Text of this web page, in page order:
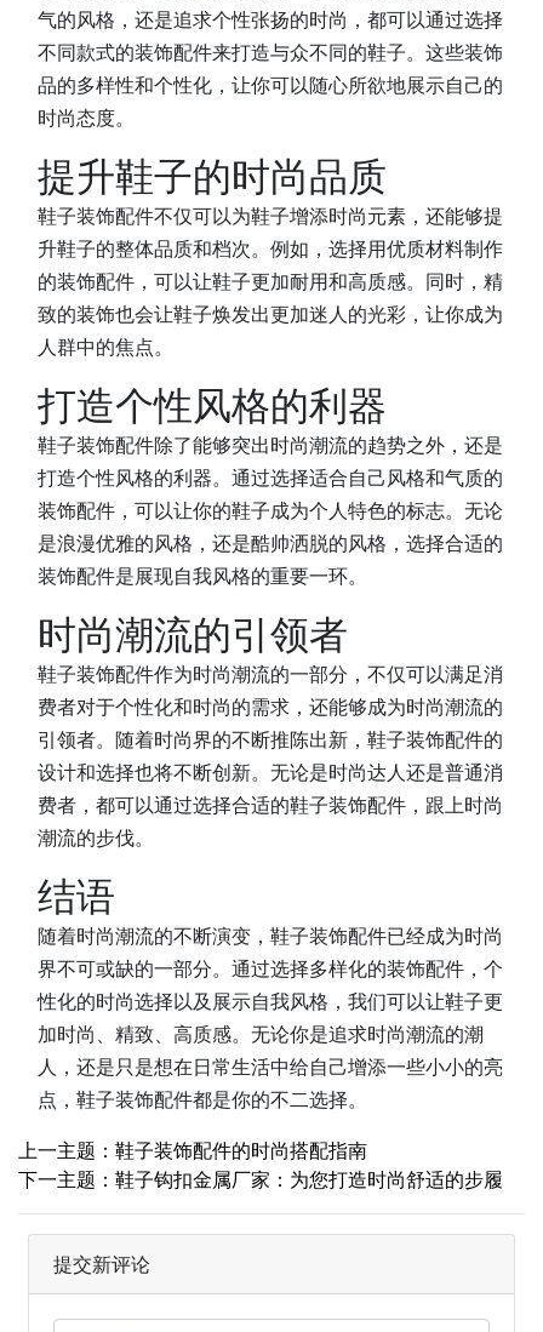
气的风格，还是追求个性张扬的时尚，都可以通过选择
不同款式的装饰配件来打造与众不同的鞋子。这些装饰
品的多样性和个性化，让你可以随心所欲地展示自己的
时尚态度。
提升鞋子的时尚品质
鞋子装饰配件不仅可以为鞋子增添时尚元素，还能够提
升鞋子的整体品质和档次。例如，选择用优质材料制作
的装饰配件，可以让鞋子更加耐用和高质感。同时，精
致的装饰也会让鞋子焕发出更加迷人的光彩，让你成为
人群中的焦点。
打造个性风格的利器
鞋子装饰配件除了能够突出时尚潮流的趋势之外，还是
打造个性风格的利器。通过选择适合自己风格和气质的
装饰配件，可以让你的鞋子成为个人特色的标志。无论
是浪漫优雅的风格，还是酷帅洒脱的风格，选择合适的
装饰配件是展现自我风格的重要一环。
时尚潮流的引领者
鞋子装饰配件作为时尚潮流的一部分，不仅可以满足消
费者对于个性化和时尚的需求，还能够成为时尚潮流的
引领者。随着时尚界的不断推陈出新，鞋子装饰配件的
设计和选择也将不断创新。无论是时尚达人还是普通消
费者，都可以通过选择合适的鞋子装饰配件，跟上时尚
潮流的步伐。
结语
随着时尚潮流的不断演变，鞋子装饰配件已经成为时尚
界不可或缺的一部分。通过选择多样化的装饰配件，个
性化的时尚选择以及展示自我风格，我们可以让鞋子更
加时尚、精致、高质感。无论你是追求时尚潮流的潮
人，还是只是想在日常生活中给自己增添一些小小的亮
点，鞋子装饰配件都是你的不二选择。
上一主题：鞋子装饰配件的时尚搭配指南
下一主题：鞋子钩扣金属厂家：为您打造时尚舒适的步履
提交新评论